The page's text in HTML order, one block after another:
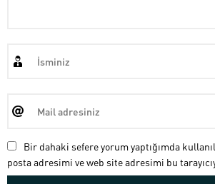
Bir dahaki sefere yorum yaptığımda
posta adresimi ve web site adresimi bu